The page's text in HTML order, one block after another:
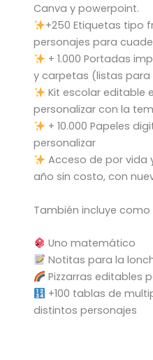
Canva y powerpoint.
+250 Etiquetas tipo
personajes para
+ 1.000 Portadas
y carpetas (listas
Kit escolar editable
personalizar con la
+ 10.000 Papeles
personalizar
Acceso de por vida
año sin costo, con
También incluye como
Uno matemático
Notitas para la
Pizzarras editables
+100 tablas de
distintos personajes